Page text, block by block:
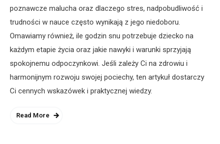
poznawcze malucha oraz dlaczego stres, nadpobudliwość i
trudności w nauce często wynikają z jego niedoboru.
Omawiamy również, ile godzin snu potrzebuje dziecko na
każdym etapie życia oraz jakie nawyki i warunki sprzyjają
spokojnemu odpoczynkowi. Jeśli zależy Ci na zdrowiu i
harmonijnym rozwoju swojej pociechy, ten artykuł dostarczy
Ci cennych wskazówek i praktycznej wiedzy.
Read More